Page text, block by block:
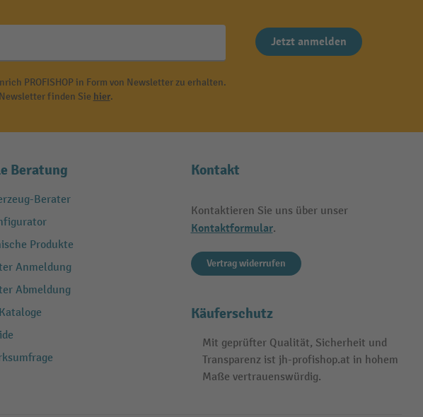
Jetzt anmelden
PROFISHOP in Form von Newsletter zu erhalten.
finden Sie hier.
Beratung
Berater
Produkte
Anmeldung
Abmeldung
Kontakt
Kontaktieren Sie uns über unser
Kontaktformular.
Vertrag widerrufen
Käuferschutz
Mit geprüfter Qualität, Sicherheit und
Transparenz ist jh-profishop.at in hohem
Maße vertrauenswürdig.